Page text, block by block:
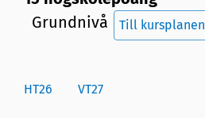
Grundnivå
Till kursplanen
HT26 VT27